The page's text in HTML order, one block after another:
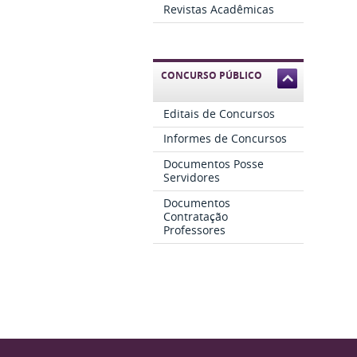
Revistas Acadêmicas
CONCURSO PÚBLICO
Editais de Concursos
Informes de Concursos
Documentos Posse
Servidores
Documentos
Contratação
Professores